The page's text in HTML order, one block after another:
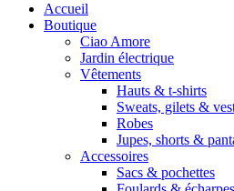
Accueil
Boutique
Ciao Amore
Jardin électrique
Vêtements
Hauts & t-shirts
Sweats, gilets &
Robes
Jupes, shorts &
Accessoires
Sacs & pochettes